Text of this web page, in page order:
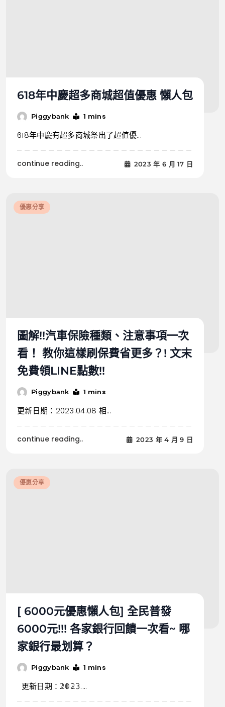
618年中慶超多商城超值優惠 懶人包
Piggybank 1 mins
618年中慶有超多商城祭出了超值優...
continue reading.. 2023 年 6 月 17 日
優惠分享
圖解!!汽車保險種類、注意事項一次
看！ 教你這樣刷保費省更多？! 文末
免費領LINE點數!!
Piggybank 1 mins
更新日期：2023.04.08 相...
continue reading.. 2023 年 4 月 9 日
優惠分享
[ 6000元優惠懶人包] 全民普發
6000元!!! 各家銀行回饋一次看~ 哪
家銀行最划算？
Piggybank 1 mins
更新日期：𝟚𝟘𝟚𝟛....